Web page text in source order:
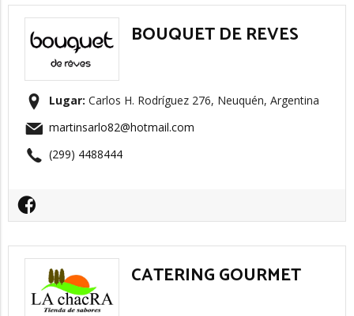
BOUQUET DE REVES
Lugar: Carlos H. Rodríguez 276, Neuquén, Argentina
martinsarlo82@hotmail.com
(299) 4488444
CATERING GOURMET